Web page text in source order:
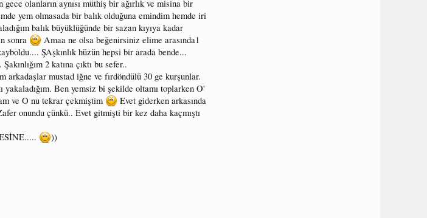
olanların aynısı müthiş bir ağırlık ve misina bir
yem olmasada bir balık olduğuna emindim hemde iri
balık büyüklüğünde bir sazan kıyıya kadar
sonra
Amaa ne olsa beğenirsiniz elime arasında1
ŞAşkınlık hüzün hepsi bir arada bende...
2 katına çıktı bu sefer..
arkadaşlar mustad iğne ve fırdöndülü 30 ge kurşunlar.
yakaladığım. Ben yemsiz bi şekilde oltamı toplarken O'
ve O nu tekrar çekmiştim
Evet giderken arkasında
onundu çünkü.. Evet gitmişti bir kez daha kaçmıştı
))